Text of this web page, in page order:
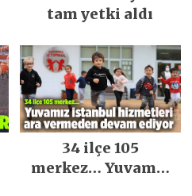
tam yetki aldı
34 ilçe 105
merkez… Yuvamız